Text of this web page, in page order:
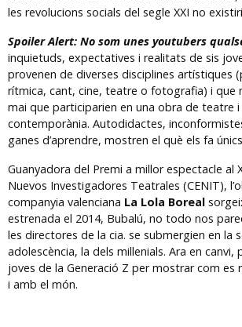
les revolucions socials del segle XXI no
Spoiler Alert: No som unes youtubers
inquietuds, expectatives i realitats de sis
provenen de diverses disciplines artístiques
rítmica, cant, cine, teatre o fotografia) i que
mai que participarien en una obra de teatre i
contemporània. Autodidactes,
ganes d’aprendre, mostren el què els fa
Guanyadora del Premi a millor espectacle al
Nuevos Investigadores Teatrales (CENIT),
companyia valenciana La Lola Boreal
estrenada el 2014, Bubalú, no todo nos
les directores de la cia. se submergien en la
adolescència, la dels millenials. Ara en canvi,
joves de la Generació Z per mostrar com es
i amb el món.